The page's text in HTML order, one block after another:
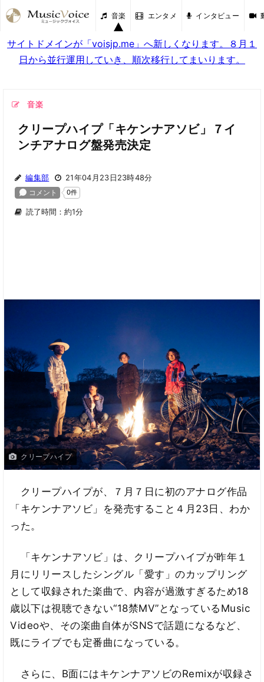
音楽 エンタメ インタビュー
サイトドメインが「voisjp.me」へ新しくなります。８月１
日から並行運用していき、順次移行してまいります。
音楽
クリープハイプ「キケンナアソビ」７イ
ンチアナログ盤発売決定
編集部 21年04月23日23時48分
読了時間：約1分
クリープハイプ
クリープハイプが、７月７日に初のアナログ作品
「キケンナアソビ」を発売すること４月23日、わか
った。
「キケンナアソビ」は、クリープハイプが昨年１
月にリリースしたシングル「愛す」のカップリング
として収録された楽曲で、内容が過激すぎるため18
歳以下は視聴できない“18禁MV”となっているMusic
Videoや、その楽曲自体がSNSで話題になるなど、
既にライブでも定番曲になっている。
さらに、B面にはキケンナアソビのRemixが収録さ